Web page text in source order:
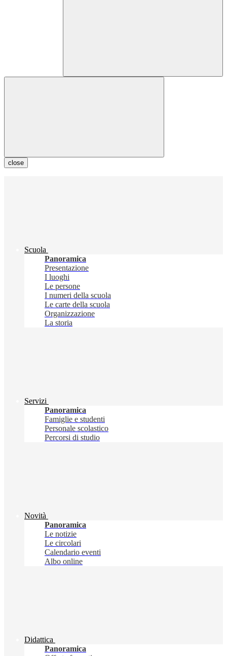
close
Scuola
Panoramica
Presentazione
I luoghi
Le persone
I numeri della scuola
Le carte della scuola
Organizzazione
La storia
Servizi
Panoramica
Famiglie e studenti
Personale scolastico
Percorsi di studio
Novità
Panoramica
Le notizie
Le circolari
Calendario eventi
Albo online
Didattica
Panoramica